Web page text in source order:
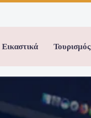
Εικαστικά Τουρισμός